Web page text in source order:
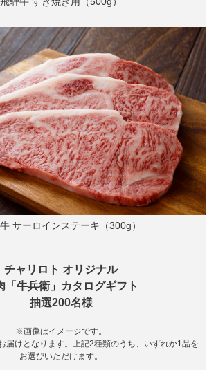
サーロインステーキ（300g）
チャリロト オリジナル
「牛兵衛」カタログギフト
抽選200名様
※画像はイメージです。
届けとなります。上記2種類のうち、いずれか1品を
お選びいただけます。